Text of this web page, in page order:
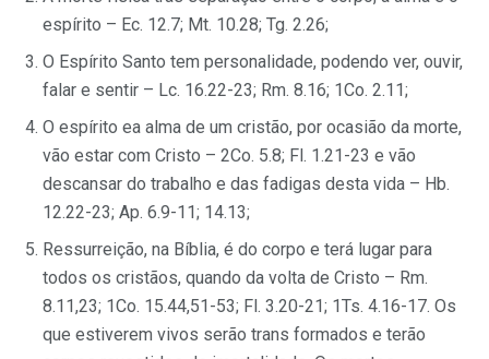
espírito – Ec. 12.7; Mt. 10.28; Tg. 2.26;
O Espírito Santo tem personalidade, podendo ver, ouvir,
falar e sentir – Lc. 16.22-23; Rm. 8.16; 1Co. 2.11;
O espírito ea alma de um cristão, por ocasião da morte,
vão estar com Cristo – 2Co. 5.8; Fl. 1.21-23 e vão
descansar do trabalho e das fadigas desta vida – Hb.
12.22-23; Ap. 6.9-11; 14.13;
Ressurreição, na Bíblia, é do corpo e terá lugar para
todos os cristãos, quando da volta de Cristo – Rm.
8.11,23; 1Co. 15.44,51-53; Fl. 3.20-21; 1Ts. 4.16-17. Os
que estiverem vivos serão trans formados e terão